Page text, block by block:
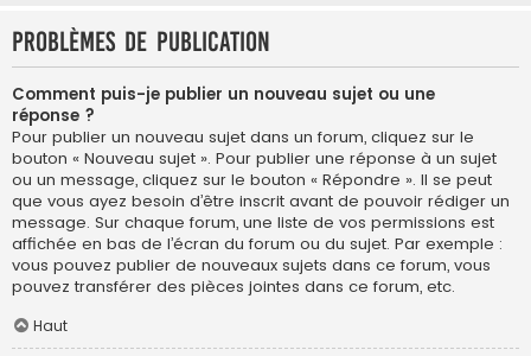
Problèmes de publication
Comment puis-je publier un nouveau sujet ou une
réponse ?
Pour publier un nouveau sujet dans un forum, cliquez sur le
bouton « Nouveau sujet ». Pour publier une réponse à un sujet
ou un message, cliquez sur le bouton « Répondre ». Il se peut
que vous ayez besoin d’être inscrit avant de pouvoir rédiger un
message. Sur chaque forum, une liste de vos permissions est
affichée en bas de l’écran du forum ou du sujet. Par exemple :
vous pouvez publier de nouveaux sujets dans ce forum, vous
pouvez transférer des pièces jointes dans ce forum, etc.
Haut